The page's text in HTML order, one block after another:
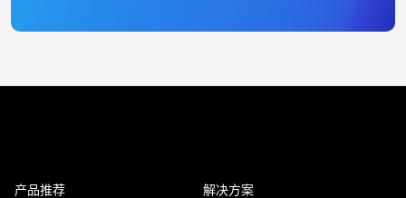
产品推荐 解决方案